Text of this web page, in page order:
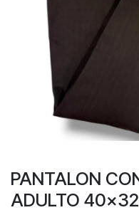
PANTALON
ADULTO 40x32